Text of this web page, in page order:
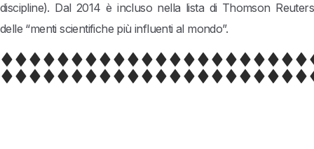
discipline). Dal 2014 è incluso nella lista di Thomson Reuters
delle “menti scientifiche più influenti al mondo”.